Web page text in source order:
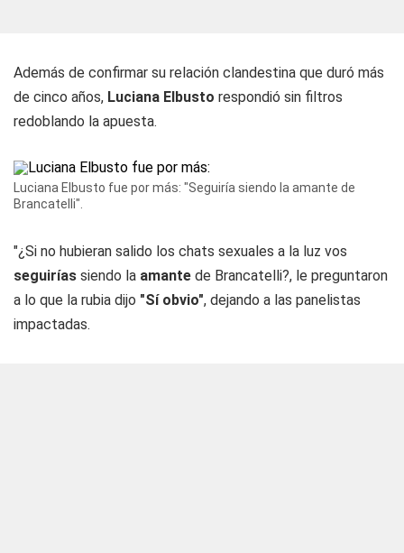
Además de confirmar su relación clandestina que duró más
de cinco años, Luciana Elbusto respondió sin filtros
redoblando la apuesta.
Luciana Elbusto fue por más: "Seguiría siendo la amante de
Brancatelli".
"¿Si no hubieran salido los chats sexuales a la luz vos
seguirías siendo la amante de Brancatelli?, le preguntaron
a lo que la rubia dijo "Sí obvio", dejando a las panelistas
impactadas.